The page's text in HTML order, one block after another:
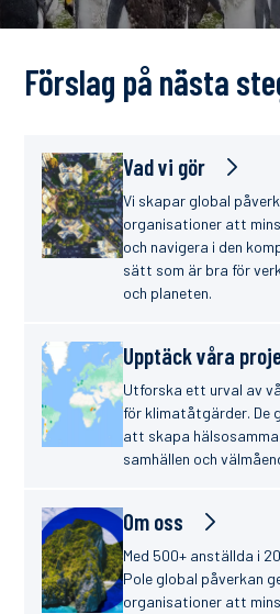
Förslag på nästa
Vad vi gör
Vi skapar global
organisationer att
och navigera i den
sätt som är bra för
och planeten.
Upptäck våra
Utforska ett urval av
för klimatåtgärder. De
att skapa
samhällen och
Om oss
Med 500+ anställda i
Pole global påverkan
organisationer att